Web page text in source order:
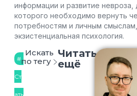
информации и развитие невроза,
которого необходимо вернуть
потребностям и личным
экзистенциальная психология.
Ст
ать
Искать
по тегу
Читать
ещё